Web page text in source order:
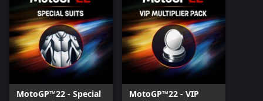
Ensi kertaa tässä pelisarjassa voit haastaa ystäväsi jaetun näytön
tilassa. Älä missaa tätä tilaisuutta!
Ja aivan kuin se ei riittäisi, voit pitää hauskaa konsolisukupolvien
välisen verkkomoninpelitilan* tarjoamien mahtavien haasteiden
parissa!
*Sukupolvien välinen moninpeli on käytettävissä saman
tuoteperheen konsoleilla.
MotoGP™22 - Special
MotoGP™22 - VIP